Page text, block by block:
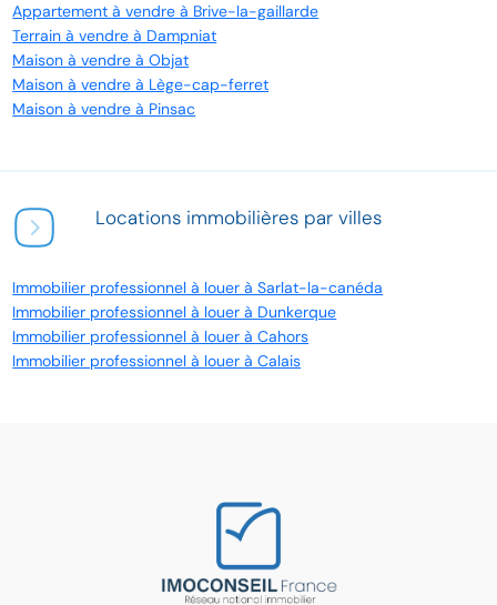
Appartement à vendre à Brive-la-gaillarde
Terrain à vendre à Dampniat
Maison à vendre à Objat
Maison à vendre à Lège-cap-ferret
Maison à vendre à Pinsac
Locations immobilières par villes
Immobilier professionnel à louer à Sarlat-la-canéda
Immobilier professionnel à louer à Dunkerque
Immobilier professionnel à louer à Cahors
Immobilier professionnel à louer à Calais